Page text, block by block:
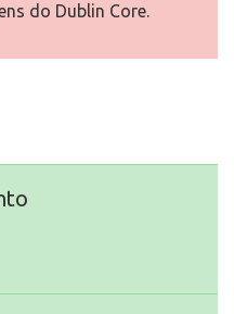
do Dublin Core.